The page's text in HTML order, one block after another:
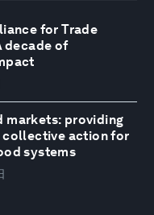
for Trade
decade of
markets: providing
collective action for
systems